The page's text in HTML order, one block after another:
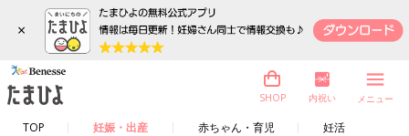
×
TOP 妊娠・出産 赤ちゃん・育児 妊活
SHOP 内祝い メニュー